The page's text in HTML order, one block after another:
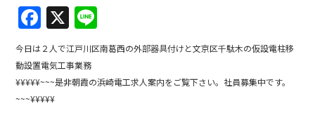
F
a
c
e
b
X
n
e
今日は２人で江戸川区南葛西の外部器具付けと文京区千駄木の仮設電柱移
動設置電気工事業務
¥¥¥¥¥~~~是非朝霞の浜崎電工求人案内をご覧下さい。社員募集中です。
~~~¥¥¥¥¥